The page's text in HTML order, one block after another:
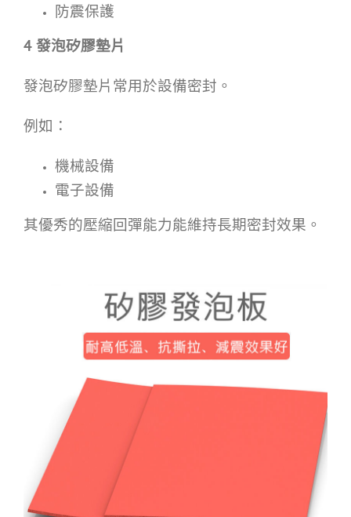
防震保護
4 發泡矽膠墊片
發泡矽膠墊片常用於設備密封。
例如：
機械設備
電子設備
其優秀的壓縮回彈能力能維持長期密封效果。